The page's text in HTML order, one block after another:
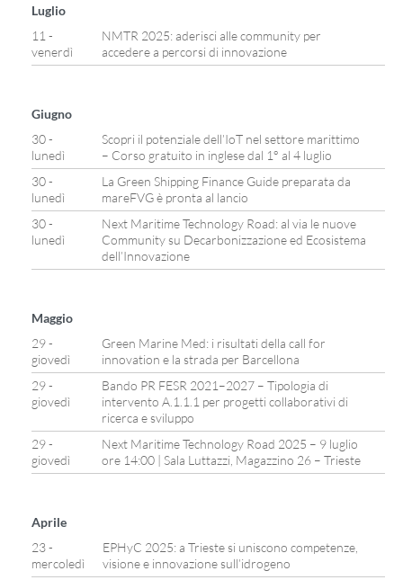
Luglio
11 -
venerdì
NMTR 2025: aderisci alle community per
accedere a percorsi di innovazione
Giugno
30 -
lunedì
Scopri il potenziale dell’IoT nel settore marittimo
– Corso gratuito in inglese dal 1° al 4 luglio
30 -
lunedì
La Green Shipping Finance Guide preparata da
mareFVG è pronta al lancio
30 -
lunedì
Next Maritime Technology Road: al via le nuove
Community su Decarbonizzazione ed Ecosistema
dell’Innovazione
Maggio
29 -
giovedì
Green Marine Med: i risultati della call for
innovation e la strada per Barcellona
29 -
giovedì
Bando PR FESR 2021–2027 – Tipologia di
intervento A.1.1.1 per progetti collaborativi di
ricerca e sviluppo
29 -
giovedì
Next Maritime Technology Road 2025 – 9 luglio
ore 14:00 | Sala Luttazzi, Magazzino 26 – Trieste
Aprile
23 -
mercoledì
EPHyC 2025: a Trieste si uniscono competenze,
visione e innovazione sull’idrogeno